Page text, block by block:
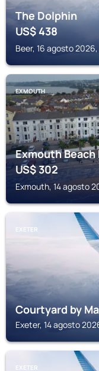
The Dolphin
US$438
Beer, 16 agosto
EXMOUTH
Exmouth
US$302
Exmouth, 14 agosto
EXETER
Courtyard by
Exeter, 14 agosto
EXETER